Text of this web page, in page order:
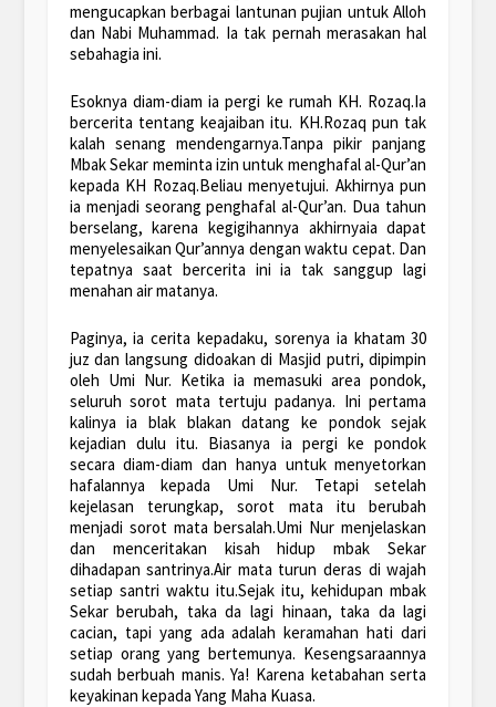
mengucapkan berbagai lantunan pujian untuk Alloh
dan Nabi Muhammad. Ia tak pernah merasakan hal
sebahagia ini.
Esoknya diam-diam ia pergi ke rumah KH. Rozaq.Ia
bercerita tentang keajaiban itu. KH.Rozaq pun tak
kalah senang mendengarnya.Tanpa pikir panjang
Mbak Sekar meminta izin untuk menghafal al-Qur’an
kepada KH Rozaq.Beliau menyetujui. Akhirnya pun
ia menjadi seorang penghafal al-Qur’an. Dua tahun
berselang, karena kegigihannya akhirnyaia dapat
menyelesaikan Qur’annya dengan waktu cepat. Dan
tepatnya saat bercerita ini ia tak sanggup lagi
menahan air matanya.
Paginya, ia cerita kepadaku, sorenya ia khatam 30
juz dan langsung didoakan di Masjid putri, dipimpin
oleh Umi Nur. Ketika ia memasuki area pondok,
seluruh sorot mata tertuju padanya. Ini pertama
kalinya ia blak blakan datang ke pondok sejak
kejadian dulu itu. Biasanya ia pergi ke pondok
secara diam-diam dan hanya untuk menyetorkan
hafalannya kepada Umi Nur. Tetapi setelah
kejelasan terungkap, sorot mata itu berubah
menjadi sorot mata bersalah.Umi Nur menjelaskan
dan menceritakan kisah hidup mbak Sekar
dihadapan santrinya.Air mata turun deras di wajah
setiap santri waktu itu.Sejak itu, kehidupan mbak
Sekar berubah, taka da lagi hinaan, taka da lagi
cacian, tapi yang ada adalah keramahan hati dari
setiap orang yang bertemunya. Kesengsaraannya
sudah berbuah manis. Ya! Karena ketabahan serta
keyakinan kepada Yang Maha Kuasa.